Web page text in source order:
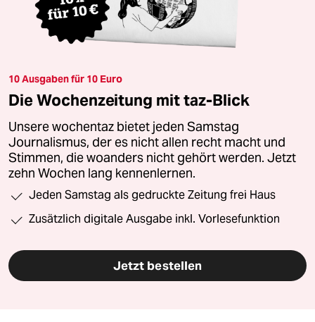
10 Ausgaben für 10 Euro
Die Wochenzeitung mit taz-Blick
Unsere wochentaz bietet jeden Samstag
Journalismus, der es nicht allen recht macht und
Stimmen, die woanders nicht gehört werden. Jetzt
zehn Wochen lang kennenlernen.
Jeden Samstag als gedruckte Zeitung frei Haus
Zusätzlich digitale Ausgabe inkl. Vorlesefunktion
Jetzt bestellen